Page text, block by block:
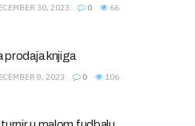
30, 2023 0 66
prodaja knjiga
8, 2023 0 106